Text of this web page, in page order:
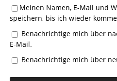
Meinen Namen, E-Mail und
speichern, bis ich wieder
Benachrichtige mich über
E-Mail.
Benachrichtige mich über